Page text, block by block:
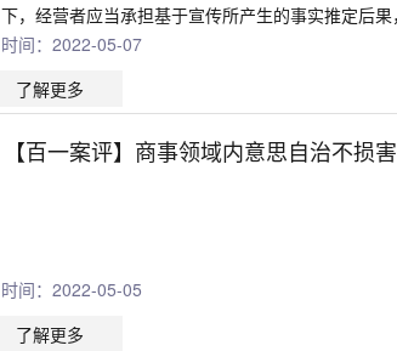
下，经营者应当承担基于宣传所产生的事实推定后果
时间：2022-05-07
了解更多
【百一案评】商事领域内意思自治不损
时间：2022-05-05
了解更多